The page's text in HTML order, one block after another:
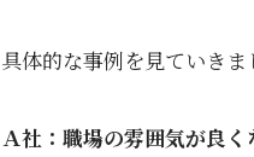
具体的な事例を見ていきま
Ａ社：職場の雰囲気が良く